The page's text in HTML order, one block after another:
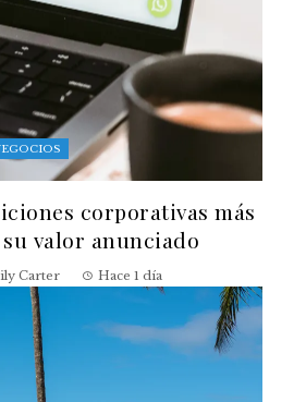
corporativas más
valor anunciado
Carter Hace 1 día